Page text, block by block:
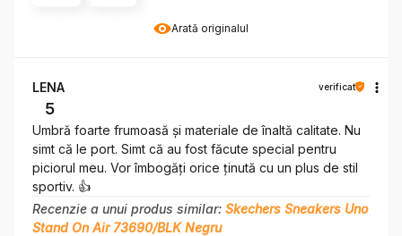
Arată originalul
LENA verificat
5
Umbră foarte frumoasă și materiale de înaltă calitate. Nu
simt că le port. Simt că au fost făcute special pentru
piciorul meu. Vor îmbogăți orice ținută cu un plus de stil
sportiv. 👍️
Recenzie a unui produs similar: Skechers Sneakers Uno
Stand On Air 73690/BLK Negru